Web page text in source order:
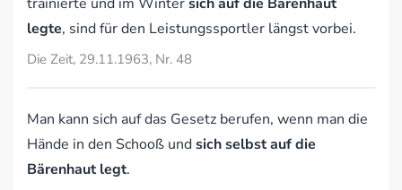
legte, sind für den Leistungssportler längst vorbei.
Die Zeit, 29.11.1963, Nr. 48
Man kann sich auf das Gesetz berufen, wenn man die
Hände in den Schooß undsich selbst auf die
Bärenhaut legt.